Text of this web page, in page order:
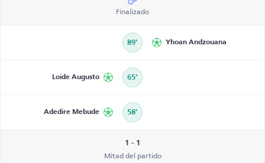
Finalizado
89’ Yhoan Andzouana
Loide Augusto 65’
Adedire Mebude 58’
1 - 1
Mitad del partido